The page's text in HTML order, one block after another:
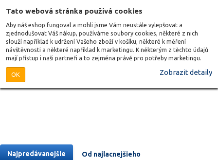
Tato webová stránka používá cookies
Aby náš eshop fungoval a mohli jsme Vám neustále vylepšovat a
zjednodušovat Váš nákup, používáme soubory cookies, některé z nich
slouží například k udržení Vašeho zboží v košíku, některé k měření
návštěvnosti a některé například k marketingu. K některým z těchto údajů
mají přístup i naši partneři a to zejména právě pro potřeby marketingu.
OK Zobrazit detaily
Najpredávanejšie Od najlacnejšieho